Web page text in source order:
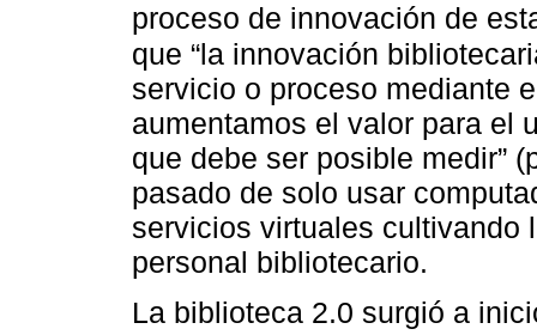
proceso de innovación de
que “la innovación
servicio o proceso mediante
aumentamos el valor para el
que debe ser posible medir”
pasado de solo usar
servicios virtuales cultivando
personal bibliotecario.
La biblioteca 2.0 surgió a